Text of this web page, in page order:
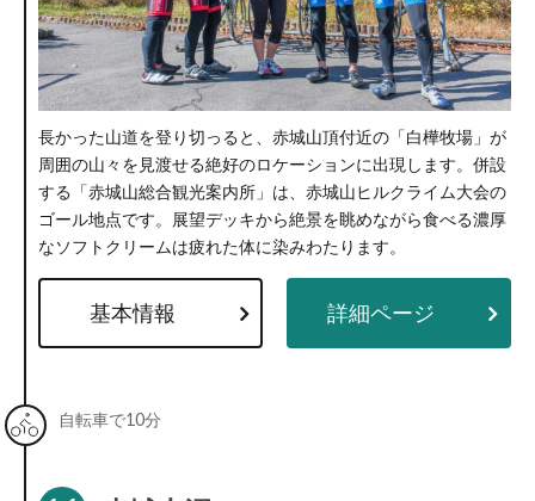
長かった山道を登り切っると、赤城山頂付近の「白樺牧場」が
周囲の山々を見渡せる絶好のロケーションに出現します。併設
する「赤城山総合観光案内所」は、赤城山ヒルクライム大会の
ゴール地点です。展望デッキから絶景を眺めながら食べる濃厚
なソフトクリームは疲れた体に染みわたります。
基本情報 詳細ページ
自転車で10分